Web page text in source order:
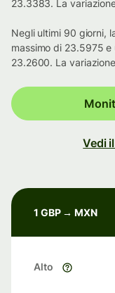
23.3383. La
Negli ultimi 90 giorni,
massimo di 23.5975
23.2600. La
Vedi
1 GBP → MXN
Alto